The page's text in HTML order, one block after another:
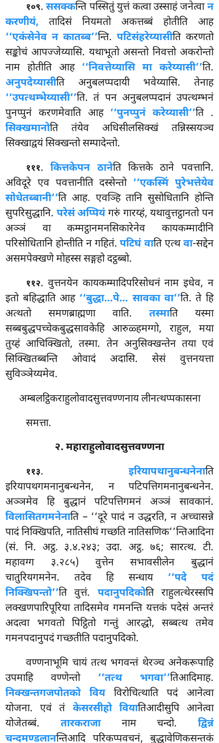
१०९.ससक्कन्ति पस्सितुं युत्तं कत्वा उस्साहं जनेत्वान
करणीयं, तादिसं नियमतो अकत्तब्बं होतीति आह
‘‘एकंसेनेव न कातब्ब’’न्ति. पटिसंहरेय्यासीति करणतो
सङ्कोचं आपज्जेय्यासि. यथाभूतो असन्तो निवत्तो अकरोन्तो
नाम होतीति आह ‘‘निवत्तेय्यासि मा करेय्यासी’’ति.
अनुपदेय्यासीति अनुबलप्पदायी भवेय्यासि. तेनाह
‘‘उपत्थम्भेय्यासी’’ति. तं पन अनुबलप्पदानं उपत्थम्भनं
पुनप्पुनं करणमेवाति आह ‘‘पुनप्पुनं करेय्यासी’’ति .
सिक्खमानोति तंयेव अधिसीलसिक्खं तन्निस्सयञ्च
सिक्खाद्वयं सिक्खन्तो सम्पादेन्तो.
१११.कित्तकेपन ठानेति कित्तके ठाने पवत्तानि.
अविदूरे एव पवत्तानीति दस्सेन्तो ‘‘एकस्मिं पुरेभत्तेयेव
सोधेतब्बानी’’ति आह. एवञ्हि तानि सुसोधितानि होन्ति
सुपरिसुद्धानि. परेसं अप्पियंगरुं गारय्हं, यथावुत्तट्ठानतो पन
अञ्ञं वा कम्मट्ठानमनसिकारेनेव कायकम्मादीनि
परिसोधितानि होन्तीति न गहितं.पटिघं वाति एत्थवा-सद्देन
असमपेक्खणे मोहस्स सङ्गहो दट्ठब्बो.
११२. वुत्तनयेन कायकम्मादिपरिसोधनं नाम इधेव, न
इतो बहिद्धाति आह ‘‘बुद्धा…पे… सावका वा’’ति. ते हि
अत्थतो समणब्राह्मणा वाति. तस्माति यस्मा
सब्बबुद्धपच्चेकबुद्धसावकेहि आरुळ्हमग्गो, राहुल, मया
तुय्हं आचिक्खितो, तस्मा. तेन अनुसिक्खन्तेन तया एवं
सिक्खितब्बन्ति ओवादं अदासि. सेसं वुत्तनयत्ता
सुविञ्ञेय्यमेव.
अम्बलट्ठिकराहुलोवादसुत्तवण्णनाय लीनत्थप्पकासना
समत्ता.
२. महाराहुलोवादसुत्तवण्णना
११३. इरियापथानुबन्धनेनाति
इरियापथगमनानुबन्धनेन, न पटिपत्तिगमनानुबन्धनेन.
अञ्ञमेव हि बुद्धानं पटिपत्तिगमनं अञ्ञं सावकानं.
विलासितगमनेनाति – ‘‘दूरे पादं न उद्धरति, न अच्चासन्ने
पादं निक्खिपति, नातिसीघं गच्छति नातिसणिक’’न्तिआदिना
(सं. नि. अट्ठ. ३.४.२४३; उदा. अट्ठ. ७६; सारत्थ. टी.
महावग्ग ३.२८५) वुत्तेन सभावसीलेन बुद्धानं
चातुरियगमनेन. तदेव हि सन्धाय ‘‘पदे पदं
निक्खिपन्तो’’ति वुत्तं. पदानुपदिकोति राहुलत्थेरस्सपि
लक्खणपारिपूरिया तादिसमेव गमनन्ति यत्तकं पदेसं अन्तरं
अदत्वा भगवतो पिट्ठितो गन्तुं आरद्धो, सब्बत्थ तमेव
गमनपदानुपदं गच्छतीति पदानुपदिको.
वण्णनाभूमि चायं तत्थ भगवन्तं थेरञ्च अनेकरूपाहि
उपमाहि वण्णेन्तो ‘‘तत्थ भगवा’’तिआदिमाह.
निक्खन्तगजपोतको वियविरोचित्थाति पदं आनेत्वा
योजना. एवं तं केसरसीहो वियातिआदीसुपि आनेत्वा
योजेतब्बं. तारकराजानाम चन्दो. द्विन्नं
चन्दमण्डलानन्तिआदि परिकप्पवचनं, बुद्धावेणिकसन्तकं